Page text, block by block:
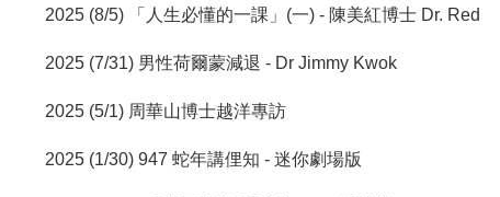
2025 (8/5) 「人生必懂的一課」(一) - 陳美紅博士 Dr. Red
2025 (7/31) 男性荷爾蒙減退 - Dr Jimmy Kwok
2025 (5/1) 周華山博士越洋專訪
2025 (1/30) 947 蛇年講俚知 - 迷你劇場版